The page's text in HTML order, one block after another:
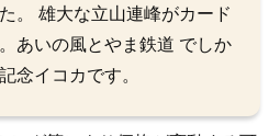
。 雄大な立山連峰がカード
あいの風とやま鉄道 でしか
念イコカです。